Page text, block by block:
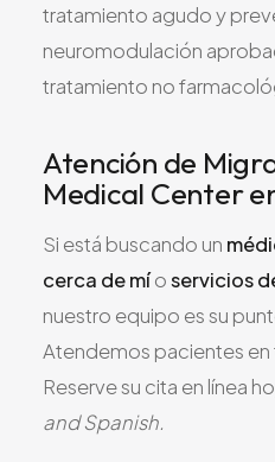
tratamiento agudo y
neuromodulación
tratamiento no
Atención de
Medical Center
Si está buscando un
cerca de míoservicios
nuestro equipo es su
Atendemos pacientes
Reserve su cita en línea
and Spanish.